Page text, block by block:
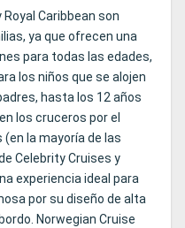
Caribbean son
ya que ofrecen una
para todas las edades,
los niños que se alojen
hasta los 12 años
los cruceros por el
la mayoría de las
Celebrity Cruises y
experiencia ideal para
por su diseño de alta
Norwegian Cruise